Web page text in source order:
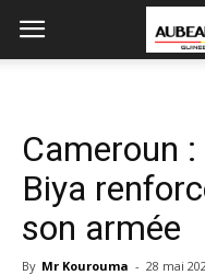
Cameroun
Biya
son armée
By Mr Kourouma - 28 mai